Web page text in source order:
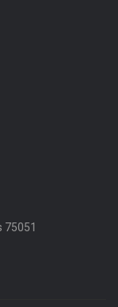
75051